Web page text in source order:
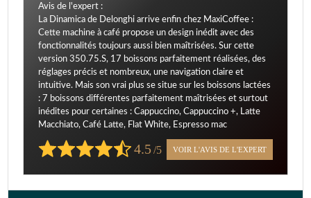
Avis de l'expert :
La Dinamica de Delonghi arrive enfin chez MaxiCoffee :
Cette machine à café propose un design inédit avec des
fonctionnalités toujours aussi bien maîtrisées. Sur cette
version 350.75.S, 17 boissons parfaitement réalisées, des
réglages précis et nombreux, une navigation claire et
intuitive. Mais son vrai plus se situe sur les boissons lactées
: 7 boissons différentes parfaitement maîtrisées et surtout
inédites pour certaines : Cappuccino, Cappuccino +, Latte
Macchiato, Café Latte, Flat White, Espresso mac
4.5/5 VOIR L'AVIS DE L'EXPERT